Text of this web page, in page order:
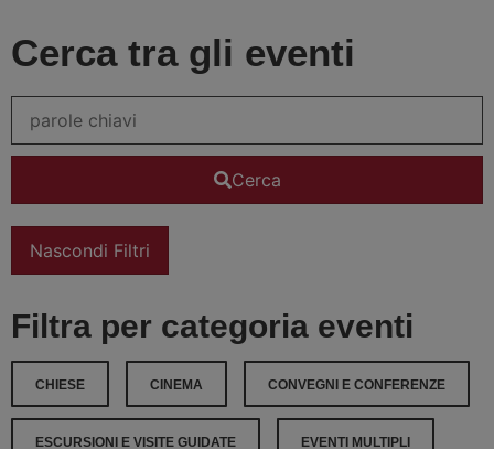
Cerca tra gli eventi
Cerca
Nascondi Filtri
Filtra per categoria eventi
CHIESE CINEMA CONVEGNI E CONFERENZE
ESCURSIONI E VISITE GUIDATE EVENTI MULTIPLI